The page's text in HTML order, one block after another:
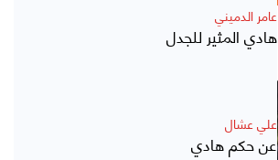
عامر الدميني
هادي المثير للجدل
علي عشال
عن حكم هادي